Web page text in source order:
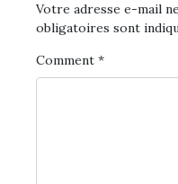
Votre adresse e-mail
obligatoires sont
Comment *